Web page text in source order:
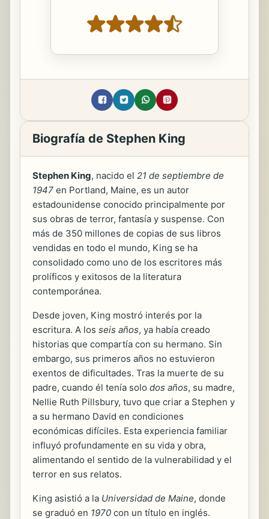
Biografía de Stephen King
Stephen King, nacido el 21 de septiembre de
1947 en Portland, Maine, es un autor
estadounidense conocido principalmente por
sus obras de terror, fantasía y suspense. Con
más de 350 millones de copias de sus libros
vendidas en todo el mundo, King se ha
consolidado como uno de los escritores más
prolíficos y exitosos de la literatura
contemporánea.
Desde joven, King mostró interés por la
escritura. A los seis años, ya había creado
historias que compartía con su hermano. Sin
embargo, sus primeros años no estuvieron
exentos de dificultades. Tras la muerte de su
padre, cuando él tenía solo dos años, su madre,
Nellie Ruth Pillsbury, tuvo que criar a Stephen y
a su hermano David en condiciones
económicas difíciles. Esta experiencia familiar
influyó profundamente en su vida y obra,
alimentando el sentido de la vulnerabilidad y el
terror en sus relatos.
King asistió a la Universidad de Maine, donde
se graduó en 1970 con un título en inglés.